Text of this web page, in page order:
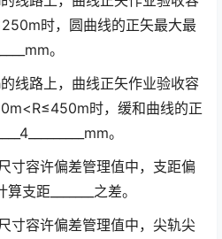
时，圆曲线的正矢最大最
。
线路上，曲线正矢作业验收容
时，缓和曲线的正
。󠅅󠅃󠄵󠅂󠄪󠇖󠆨󠆨󠇕󠆞󠆒󠅬󠇘󠆭󠆘󠇙󠆝󠅵󠇗󠆭󠆁󠄐󠇗󠅹󠅸󠇖󠆍󠅳󠇖󠅹󠅰󠇖󠆌󠅹
寸容许偏差管理值中，支距偏
支距_______之差。
寸容许偏差管理值中，尖轨尖